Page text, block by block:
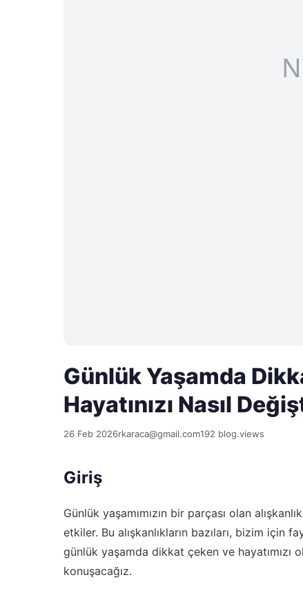
Günlük Yaşamda
Hayatınızı Nasıl
26 Feb 2026rkaraca@gmail.com192 blog.views
Giriş
Günlük yaşamımızın bir parçası olan
etkiler. Bu alışkanlıkların bazıları, bizim için
günlük yaşamda dikkat çeken ve hayatımızı
konuşacağız.